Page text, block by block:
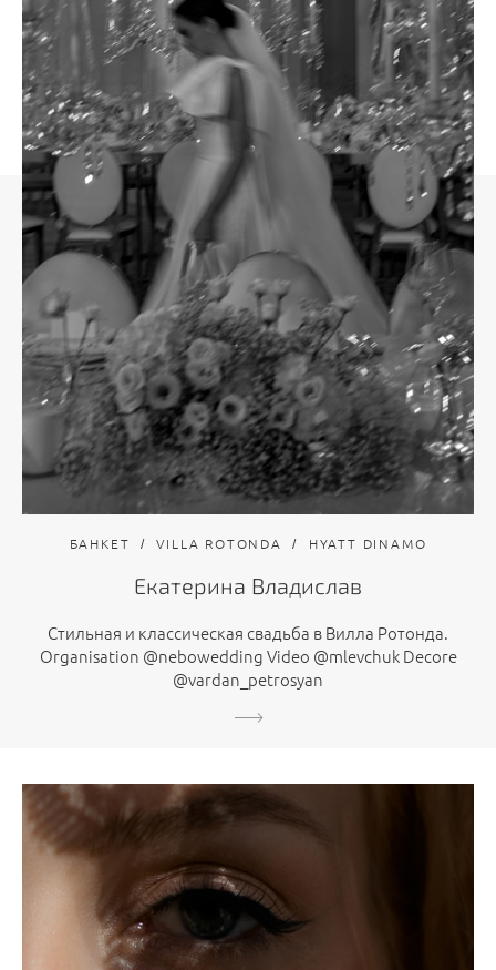
БАНКЕТ VILLA ROTONDA HYATT DINAMO
Екатерина Владислав
Стильная и классическая свадьба в Вилла Ротонда.
Organisation @nebowedding Video @mlevchuk Decore
@vardan_petrosyan